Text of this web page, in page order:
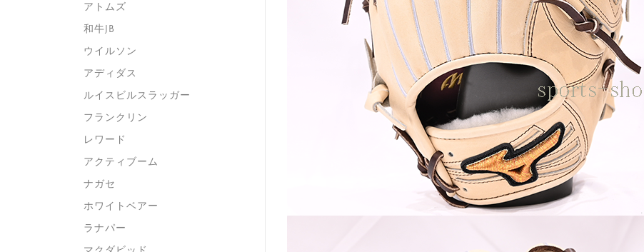
アトムズ
和牛JB
ウイルソン
アディダス
ルイスビルスラッガー
フランクリン
レワード
アクティブーム
ナガセ
ホワイトベアー
ラナパー